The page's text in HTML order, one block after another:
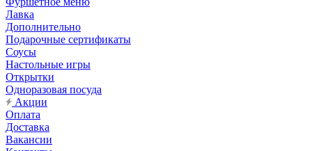
Лавка
Дополнительно
Подарочные сертификаты
Соусы
Настольные игры
Открытки
Одноразовая посуда
Акции
Оплата
Доставка
Вакансии